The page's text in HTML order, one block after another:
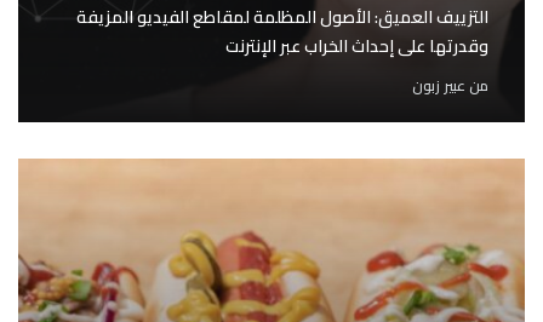
التزييف العميق: الأصول المظلمة لمقاطع الفيديو المزيفة
وقدرتها على إحداث الخراب عبر الإنترنت
من عبير زبون